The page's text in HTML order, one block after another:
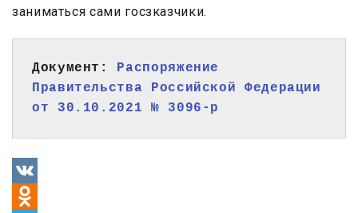
заниматься сами госзказчики.
Документ: Распоряжение
Правительства Российской Федерации
от 30.10.2021 № 3096-р
VK